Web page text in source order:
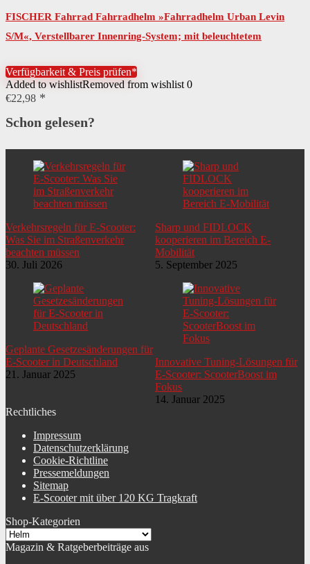
FISCHER Fahrrad Fahrradhelm »Fahrradhelm Urban Levin
S/M«, Verstellbarer Innenring-System; mit beleuchtetem
Verfügbarkeit & Preis prüfen*
Added to wishlistRemoved from wishlist 0
€22,98
Schon gelesen?
Verkehrsregeln für E-Scooter:
Was Sie im Straßenverkehr
beachten müssen
30. Juli 2026
Sharp und FIDLOCK
kooperieren im Bereich E-
Mobilität
5. September 2025
Geplante Gesetzesänderungen für
E-Scooter in Deutschland
21. Januar 2025
Innovative Tuning-Lösungen für
E-Scooter: ScooterBoost im
Fokus
14. Januar 2025
Rechtliches
Impressum
Datenschutzerklärung
Cookie-Richtline
Pressemeldungen
Sitemap
E-Scooter mit über 120 KG Tragkraft
Shop-Kategorien
Magazin & Ratgeberbeiträge aus